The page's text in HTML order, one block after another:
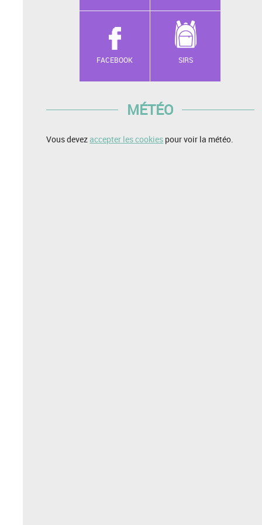
FACEBOOK SIRS
MÉTÉO
Vous devezaccepter les cookies pour voir la météo.